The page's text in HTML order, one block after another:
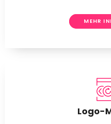
MEHR
Logo-